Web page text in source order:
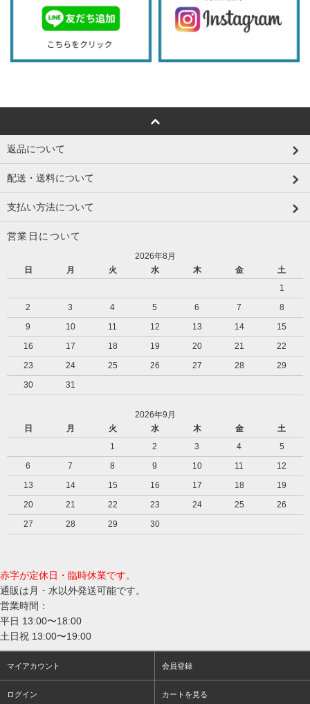
返品について
配送・送料について
支払い方法について
営業日について
2026年8月
日
月 火 水 木 金
土
1
2
3 4 5 6 7
8
9
10 11 12 13 14
15
16
17 18 19 20 21
22
23
24 25 26 27 28
29
30
31
2026年9月
日
月 火 水 木 金
土
1
2 3 4
5
6
7 8 9 10 11
12
13
14 15 16 17 18
19
20
21 22 23 24 25
26
27
28 29 30
赤字が定休日・臨時休業です。
通販は月・水以外発送可能です。
営業時間：
平日 13:00〜18:00
土日祝 13:00〜19:00
マイアカウント 会員登録
ログイン カートを見る